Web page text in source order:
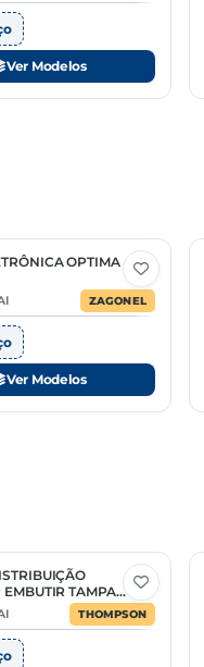
Ver Modelos
OPTIMA
ZAGONEL
Ver Modelos
EMBUTIR TAMPA
THOMPSON